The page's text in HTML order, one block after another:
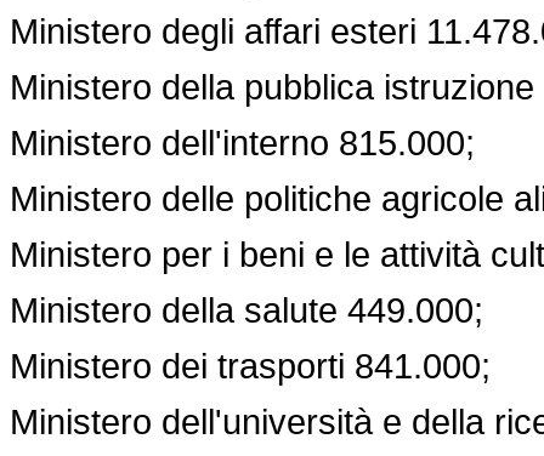
Ministero degli affari esteri
Ministero della pubblica
Ministero dell'interno 815.000;
Ministero delle politiche agricole
Ministero per i beni e le attività
Ministero della salute 449.000;
Ministero dei trasporti 841.000;
Ministero dell'università e della